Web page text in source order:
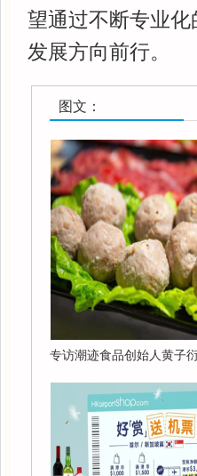
望通过不断专业
发展方向前行。
图文：
专访潮迹食品创始人黄子